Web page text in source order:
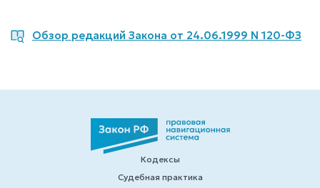
Обзор редакций Закона от 24.06.1999 N 120-ФЗ
Кодексы
Судебная практика